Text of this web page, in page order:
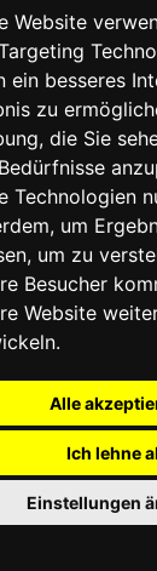
Website
ein besseres
zu
die Sie
Technologien
um
um zu
Besucher
Website
Alle
Ich lehne
Einstellungen
Schroth